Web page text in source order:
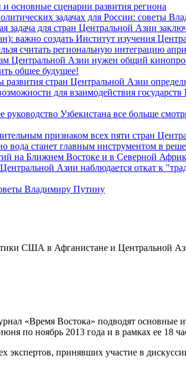
основные сценарии развития региона
задачах для России: советы
для стран Центральной Азии
важно создать Институт изучения
считать региональную интеграцию
Центральной Азии нужен общий
общее будущее!
стран Центральной Азии
для взаимодействия
Узбекистана все больше
признаком всех пяти стран
вода станет главным инструментом в
на Ближнем Востоке и в Северной
Азии наблюдается откат к
Владимиру Путину
США в Афганистане и Центральной
«Время Востока» подводят
по ноябрь 2013 года и в рамках ее 18
экспертов, принявших участие в